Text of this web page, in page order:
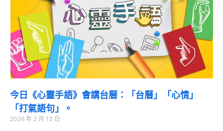
今日《心靈手語》會講台曆：「台曆」「心情」
「打氣語句」。
2026 年 2 月 13 日